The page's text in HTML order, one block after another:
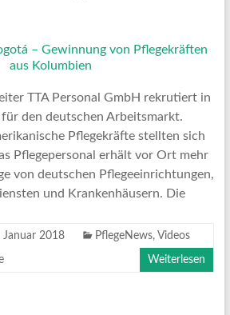
TTA Personal GmbH rekrutiert in
den deutschen Arbeitsmarkt.
Pflegekräfte stellten sich
Pflegepersonal erhält vor Ort mehr
von deutschen Pflegeeinrichtungen,
und Krankenhäusern. Die
Januar 2018 PflegeNews, Videos
Weiterlesen